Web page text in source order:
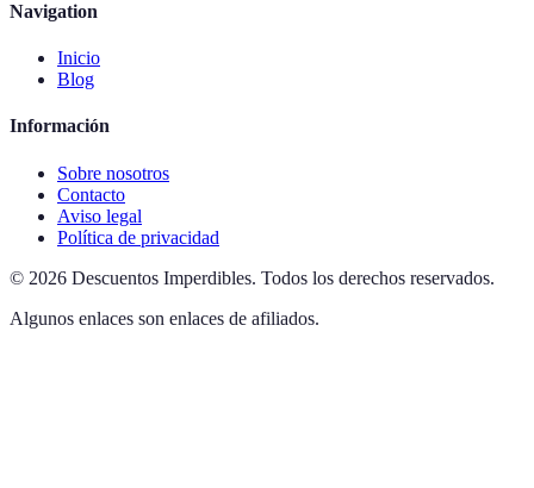
Navigation
Inicio
Blog
Información
Sobre nosotros
Contacto
Aviso legal
Política de privacidad
© 2026 Descuentos Imperdibles. Todos los derechos reservados.
Algunos enlaces son enlaces de afiliados.